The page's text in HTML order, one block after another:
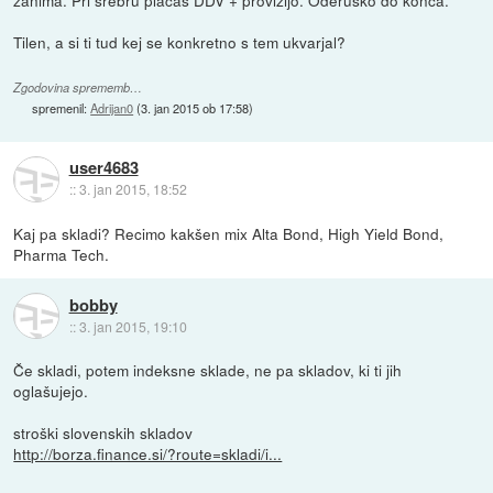
Tilen, a si ti tud kej se konkretno s tem ukvarjal?
Zgodovina sprememb…
spremenil:Adrijan0(3. jan 2015 ob 17:58)
user4683
::3. jan 2015, 18:52
Kaj pa skladi? Recimo kakšen mix Alta Bond, High Yield Bond,
Pharma Tech.
bobby
::3. jan 2015, 19:10
Če skladi, potem indeksne sklade, ne pa skladov, ki ti jih
oglašujejo.
stroški slovenskih skladov
http://borza.finance.si/?route=skladi/i...